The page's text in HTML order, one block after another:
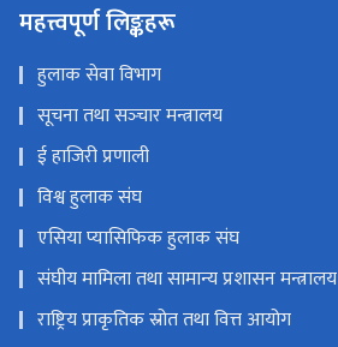
महत्त्वपूर्ण लिङ्कहरू
हुलाक सेवा विभाग
सूचना तथा सञ्‍चार मन्त्रालय
ई हाजिरी प्रणाली
विश्व हुलाक संघ
एसिया प्यासिफिक हुलाक संघ
संघीय मामिला तथा सामान्य प्रशासन मन्त्रालय
राष्ट्रिय प्राकृतिक स्रोत तथा वित्त आयोग